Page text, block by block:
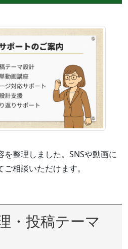
整理しました。SNSや動画に
相談いただけます。
・投稿テーマ